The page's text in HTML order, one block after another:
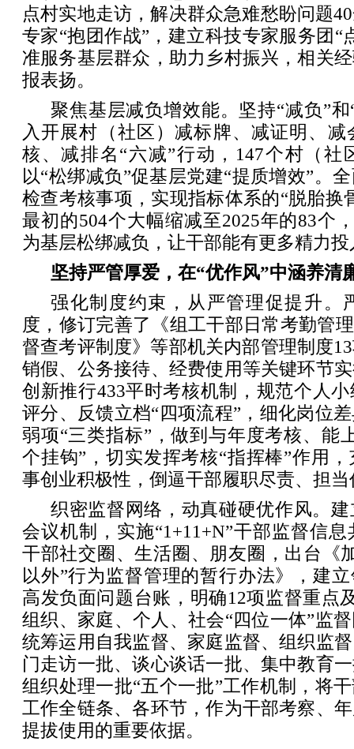
点村实地走访，解决群众急难愁盼问题
专家“抱团作战”，建立科技专家服务团“
准服务基层群众，助力乡村振兴，相关
报表扬。
聚焦基层减负增效能。坚持“减负”
入开展村（社区）减标牌、减证明、
核、减排名“六减”行动，147个村（社
以“松绑减负”促基层党建“提质增效”。
检查考核事项，实现指标体系的“脱胎换
最初的504个大幅缩减至2025年的83个
为基层松绑减负，让干部能有更多精力
坚持严管厚爱，在“优作风”中涵养清
强化制度约束，从严管理促提升。
度，修订完善了《组工干部日常考勤管
督查考评制度》等部机关内部管理制度
销假、公务接待、经费使用等关键环节
创新推行433平时考核机制，规范个人
评分、反馈立档“四项流程”，细化岗位
弱项“三类指标”，做到与年度考核、能
个挂钩”，切实发挥考核“指挥棒”作用
事创业积极性，倒逼干部履职尽责、担当
织密监督网络，动真碰硬优作风。
会议机制，实施“1+11+N”干部监督信
干部社交圈、生活圈、朋友圈，出台《
以外”行为监督管理的暂行办法》，建
高发负面问题台账，明确12项监督重点
组织、家庭、个人、社会“四位一体”监
统筹运用自我监督、家庭监督、组织监
门走访一批、谈心谈话一批、集中教育
组织处理一批“五个一批”工作机制，将
工作全链条、各环节，作为干部考察、
提拔使用的重要依据。